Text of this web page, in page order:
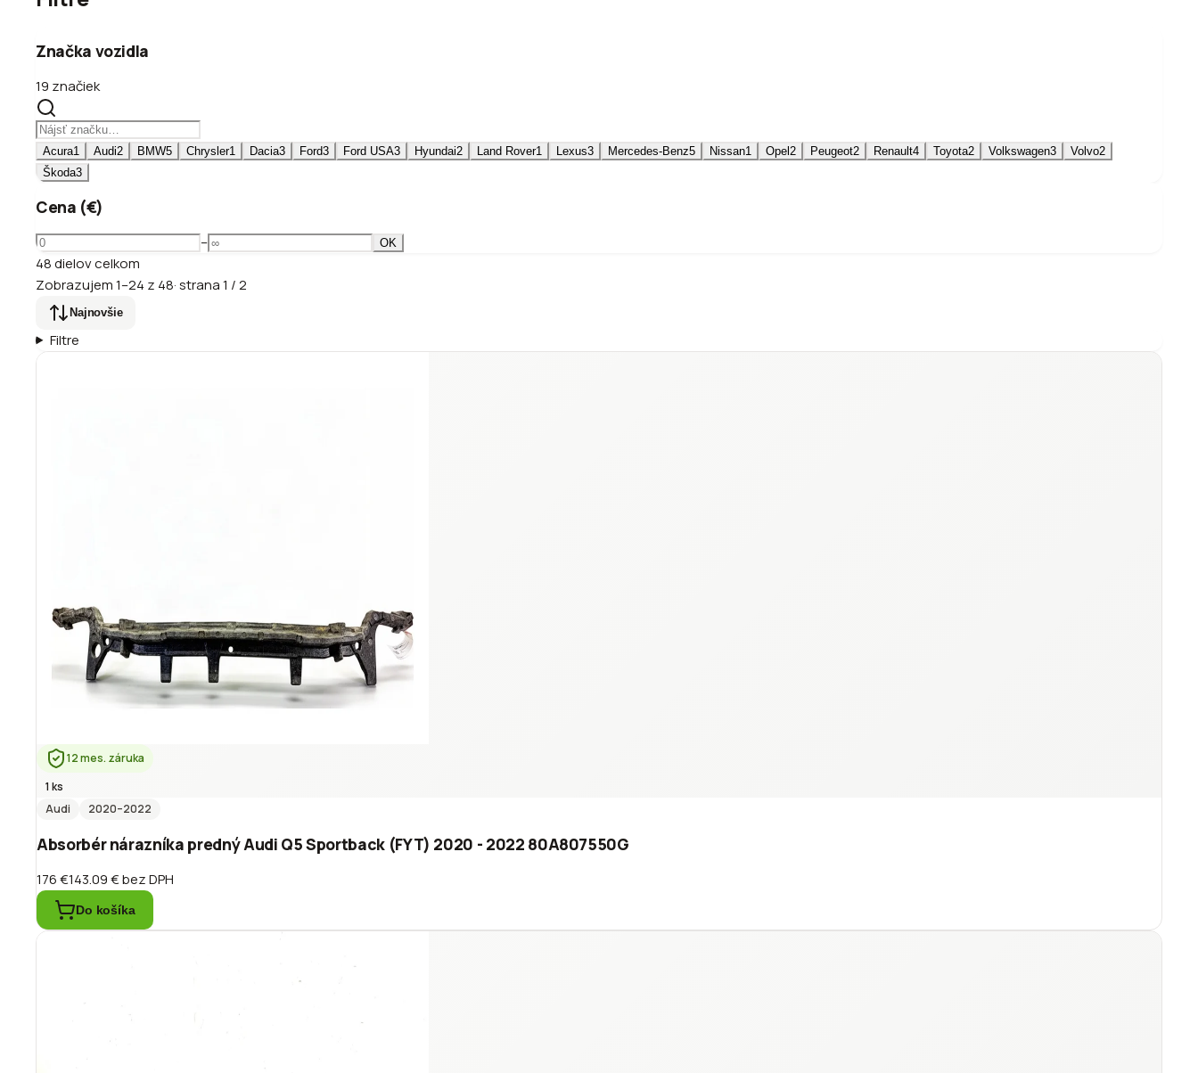
Značka vozidla
19 značiek
Acura1 Audi2 BMW5 Chrysler1 Dacia3 Ford3 Ford USA3 Hyundai2 Land Rover1 Lexus3 Mercedes-Benz5 Nissan1 Opel2 Peugeot2 Renault4 Toyota2 Volkswagen3 Volvo2
Škoda3
Cena (€)
– OK
48dielovcelkom
Zobrazujem1–24 z 48·strana1 /2
Najnovšie
Filtre
12 mes. záruka
1 ks
Audi
2020–2022
Absorbér nárazníka predný Audi Q5 Sportback (FYT) 2020 - 2022 80A807550G
176 €143.09 €bez DPH
Do košíka